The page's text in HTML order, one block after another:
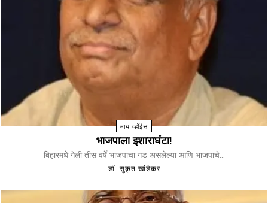
माय व्हॉईस
भाजपाला इशाराघंटा!
बिहारमधे गेली तीस वर्षे भाजपाचा गड असलेल्या आणि भाजपाचे...
डॉ. सुकृत खांडेकर